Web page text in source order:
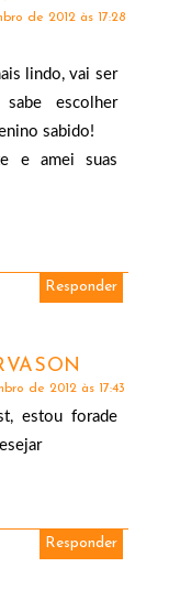
de 2012 às 17:28
lindo, vai ser
escolher
sabido!
e amei suas
Responder
de 2012 às 17:43
estou forade
Responder